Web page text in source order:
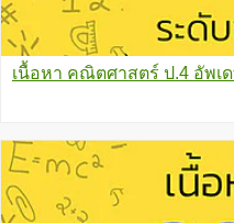
เนื้อหา คณิตศาสตร์ ป.4 อัพเ